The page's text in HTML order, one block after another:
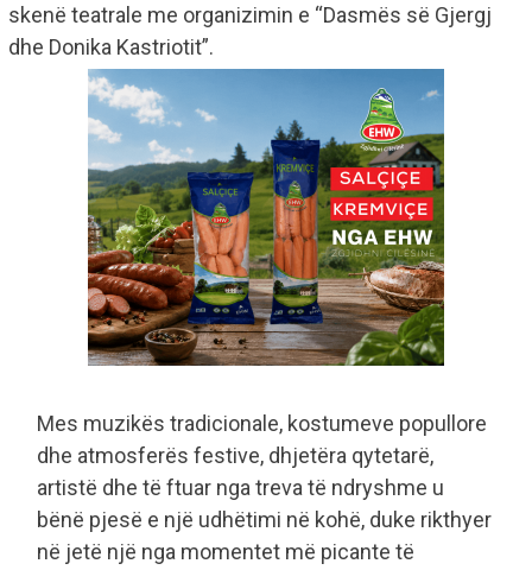
skenë teatrale me organizimin e “Dasmës së Gjergj
dhe Donika Kastriotit”.
Mes muzikës tradicionale, kostumeve popullore
dhe atmosferës festive, dhjetëra qytetarë,
artistë dhe të ftuar nga treva të ndryshme u
bënë pjesë e një udhëtimi në kohë, duke rikthyer
në jetë një nga momentet më picante të